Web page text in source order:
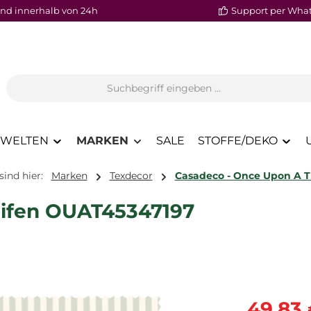
innerhalb von 24h Support per
MARKEN SALE STOFFE/DEKO
hier: Marken Texdecor Casadeco - Once Upon A
OUAT45347197